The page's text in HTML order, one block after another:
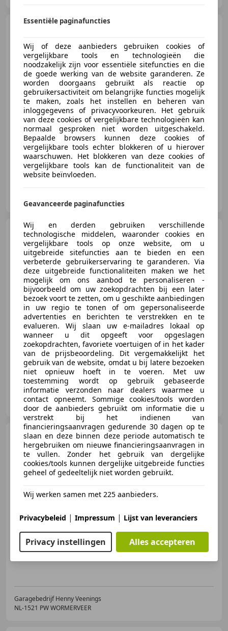
NAVI -
€ 12.500
02/2023 34.739 km Benzine
61 kW (83 PK)
NL-1521 PW WORMERVEER
Suzuki Baleno1.0 112PK
Boosterjet High Executive -
CAMERA - CAR
€ 10.950
11/2017 86.919 km Benzine
82 kW (111 PK)
Garagebedrijf Henny Veenings
NL-1521 PW WORMERVEER
Renault Clio0.9 TCe
Expression - NAVI - AIRCO -
CRUISE - LM VE
€ 7.950
06/2015 70.475 km Benzine
66 kW (90 PK)
Garantie, Nieuwe APK, Radio, Airconditioning, Alarm, Navigatiesysteem, Lichtmetalen velgen, Cruise control
Garagebedrijf Henny Veenings
NL-1521 PW WORMERVEER
Essentiële paginafuncties
Wij of deze aanbieders gebruiken cookies of
vergelijkbare tools en technologieën die
noodzakelijk zijn voor essentiële sitefuncties en die
de goede werking van de website garanderen. Ze
worden doorgaans gebruikt als reactie op
gebruikersactiviteit om belangrijke functies mogelijk
te maken, zoals het instellen en beheren van
inloggegevens of privacyvoorkeuren. Het gebruik
van deze cookies of vergelijkbare technologieën kan
normaal gesproken niet worden uitgeschakeld.
Bepaalde browsers kunnen deze cookies of
vergelijkbare tools echter blokkeren of u hierover
waarschuwen. Het blokkeren van deze cookies of
vergelijkbare tools kan de functionaliteit van de
website beïnvloeden.
Geavanceerde paginafuncties
Wij en derden gebruiken verschillende
technologische middelen, waaronder cookies en
vergelijkbare tools op onze website, om u
uitgebreide sitefuncties aan te bieden en een
verbeterde gebruikerservaring te garanderen. Via
deze uitgebreide functionaliteiten maken we het
mogelijk om ons aanbod te personaliseren -
bijvoorbeeld om uw zoekopdrachten bij een later
bezoek voort te zetten, om u geschikte aanbiedingen
in uw regio te tonen of om gepersonaliseerde
advertenties en berichten te verstrekken en te
evalueren. Wij slaan uw e-mailadres lokaal op
wanneer u dit opgeeft voor opgeslagen
zoekopdrachten, favoriete voertuigen of in het kader
van de prijsbeoordeling. Dit vergemakkelijkt het
gebruik van de website, omdat u bij latere bezoeken
niet opnieuw hoeft in te voeren. Met uw
toestemming wordt op gebruik gebaseerde
informatie verzonden naar dealers waarmee u
contact opneemt. Sommige cookies/tools worden
door de aanbieders gebruikt om informatie die u
verstrekt bij het indienen van
financieringsaanvragen gedurende 30 dagen op te
slaan en deze binnen deze periode automatisch te
hergebruiken om nieuwe financieringsaanvragen in
te vullen. Zonder het gebruik van dergelijke
cookies/tools kunnen dergelijke uitgebreide functies
geheel of gedeeltelijk niet worden gebruikt.
Wij werken samen met 225 aanbieders.
Privacybeleid | Impressum | Lijst van leveranciers
Privacy instellingen Alles accepteren